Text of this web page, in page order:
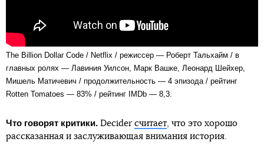
The Billion Dollar Code / Netflix / режиссер — Роберт Тальхайм / в
главных ролях — Лавиния Уилсон, Марк Вашке, Леонард Шейхер,
Мишель Матичевич / продолжительность — 4 эпизода / рейтинг
Rotten Tomatoes — 83% / рейтинг IMDb — 8,3.
Что говорят критики. Decider считает, что это хорошо
рассказанная и заслуживающая внимания история.